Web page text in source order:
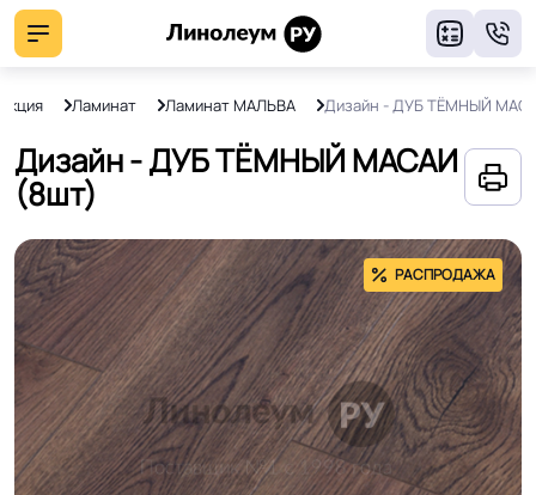
Ламинат Ламинат МАЛЬВА Дизайн - ДУБ ТЁМНЫЙ
Дизайн - ДУБ ТЁМНЫЙ МАСАИ
(8шт)
РАСПРОДАЖА